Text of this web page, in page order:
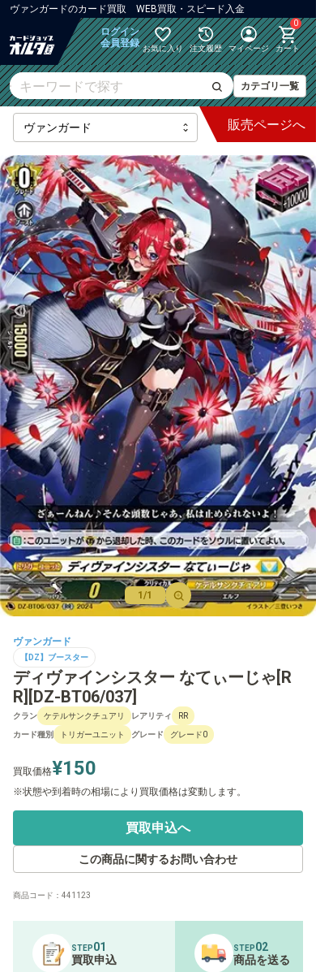
ヴァンガードのカード買取 WEB買取・スピード入金
ログイン
会員登録 お気に入り 注文履歴 マイページ
0
カート
カテゴリ一覧
最新弾
【DZ】ブースター
【DZ】その他ブースター
【DZ】デッキなど
【D】ブースター
【D】その他ブースター
【D】デッキなど
【DPR】PRカード
販売ページへ
1/1
ヴァンガード
【DZ】ブースター
ディヴァインシスター なてぃーじゃ[R
R][DZ-BT06/037]
クラン ケテルサンクチュアリ レアリティ RR
カード種別 トリガーユニット グレード グレード0
買取価格¥150
状態や到着時の相場により買取価格は変動します。
買取申込へ
この商品に関するお問い合わせ
商品コード： 441123
STEP01
買取申込
STEP02
商品を送る